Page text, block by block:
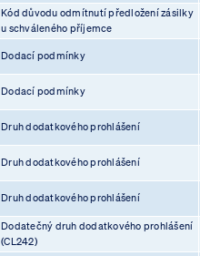
Kód důvodu odmítnutí předložení zásilky
u schváleného příjemce
Dodací podmínky
Dodací podmínky
Druh dodatkového prohlášení
Druh dodatkového prohlášení
Druh dodatkového prohlášení
Dodatečný druh dodatkového prohlášení
(CL242)